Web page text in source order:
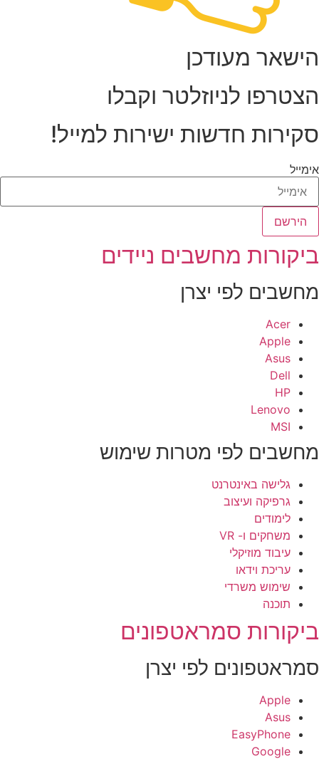
מעודכן
לניוזלטר וקבלו
חדשות ישירות למייל!
הירשם
מחשבים ניידים
לפי יצרן
Acer
Apple
Asus
Dell
HP
Lenovo
MSI
לפי מטרות שימוש
גלישה באינטרנט
גרפיקה ועיצוב
לימודים
משחקים ו- VR
עיבוד מוזיקלי
עריכת וידאו
שימוש משרדי
תוכנה
סמראטפונים
לפי יצרן
Apple
Asus
EasyPhone
Google